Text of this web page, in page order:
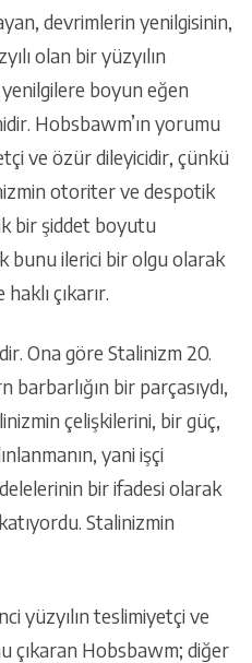
devrimlerin yenilgisinin,
olan bir yüzyılın
boyun eğen
Hobsbawm’ın yorumu
ve özür dileyicidir, çünkü
otoriter ve despotik
bir şiddet boyutu
bunu ilerici bir olgu olarak
çıkarır.
Ona göre Stalinizm 20.
barbarlığın bir parçasıydı,
çelişkilerini, bir güç,
yani işçi
bir ifadesi olarak
Stalinizmin
yüzyılın teslimiyetçi ve
çıkaran Hobsbawm; diğer